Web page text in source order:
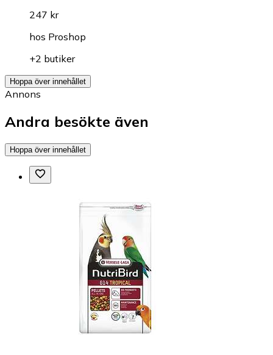
247 kr
hos Proshop
+2 butiker
Hoppa över innehållet
Annons
Andra besökte även
Hoppa över innehållet